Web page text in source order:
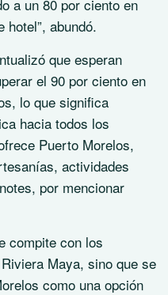
a un 80 por ciento en
abundó.
que esperan
el 90 por ciento en
lo que significa
hacia todos los
Puerto Morelos,
actividades
por mencionar
compite con los
Maya, sino que se
como una opción